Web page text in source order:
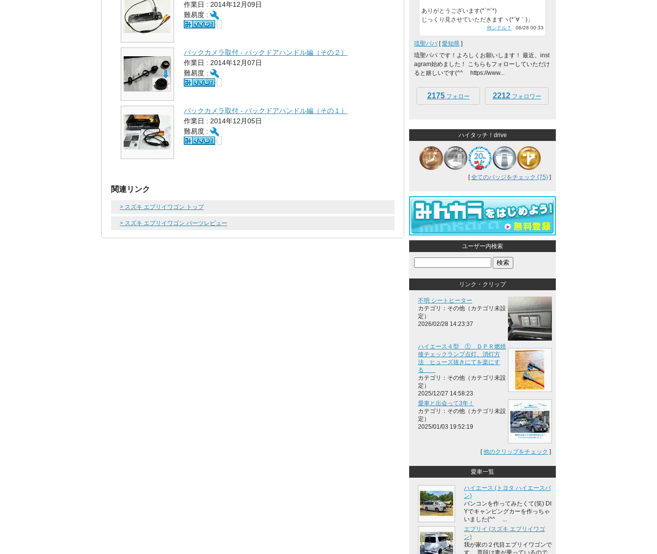
作業日 : 2014年12月09日
難易度 :
バックカメラ取付 - バックドアハンドル編（その２）
作業日 : 2014年12月07日
難易度 :
バックカメラ取付 - バックドアハンドル編（その１）
作業日 : 2014年12月05日
難易度 :
関連リンク
> スズキ エブリイワゴン トップ
> スズキ エブリイワゴン パーツレビュー
ありがとうございます(*´꒳`*)
じっくり見させていただきますヽ(*´∀｀)」
何シテル？ 06/28 00:33
琉聖パパ [愛知県 ]
琉聖パパ です！よろしくお願いします！ 最近、inst
agram始めました！ こちらもフォローしていただけ
ると嬉しいです(^^ゞ https://www...
2175フォロー 2212フォロワー
ハイタッチ！drive
[全てのバッジをチェック (75) ]
ユーザー内検索
リンク・クリップ
不明 シートヒーター
カテゴリ：その他（カテゴリ未設
定）
2026/02/28 14:23:37
ハイエース４型 ① ＤＰＲ燃焼
後チェックランプ点灯、消灯方
法 ヒューズ抜きにてを楽にす
る
カテゴリ：その他（カテゴリ未設
定）
2025/12/27 14:58:23
愛車と出会って3年！
カテゴリ：その他（カテゴリ未設
定）
2025/01/03 19:52:19
[他のクリップをチェック ]
愛車一覧
ハイエース (トヨタ ハイエースバ
ン)
バンコンを作ってみたくて(笑) DI
Yでキャンピングカーを作っちゃ
いました(^^ゞ ...
エブリイ (スズキ エブリイワゴ
ン)
我が家の２代目エブリイワゴンで
す。 普段は妻が乗っているので